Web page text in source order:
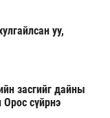
уу,
засгийг дайны
сүйрнэ